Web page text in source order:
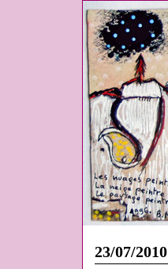
23/07/2010